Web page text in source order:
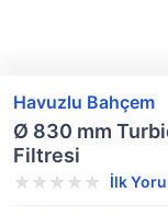
Havuzlu Bahçem
Ø 830 mm
Filtresi
İlk